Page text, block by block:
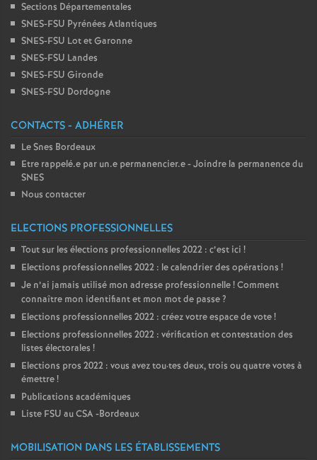
Sections Départementales
SNES-FSU Pyrénées Atlantiques
SNES-FSU Lot et Garonne
SNES-FSU Landes
SNES-FSU Gironde
SNES-FSU Dordogne
CONTACTS - ADHÉRER
Le Snes Bordeaux
Etre rappelé.e par un.e permanencier.e - Joindre la permanence du
SNES
Nous contacter
ELECTIONS PROFESSIONNELLES
Tout sur les élections professionnelles 2022 : c’est ici !
Elections professionnelles 2022 : le calendrier des opérations !
Je n’ai jamais utilisé mon adresse professionnelle! Comment
connaître mon identifiant et mon mot de passe?
Elections professionnelles 2022 : créez votre espace de vote!
Elections professionnelles 2022 : vérification et contestation des
listes électorales !
Elections pros 2022 : vous avez tou·tes deux, trois ou quatre votes à
émettre!
Publications académiques
Liste FSU au CSA -Bordeaux
MOBILISATION DANS LES ÉTABLISSEMENTS